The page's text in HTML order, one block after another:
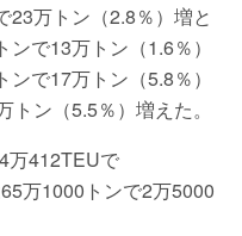
23万トン（2.8％）増と
で13万トン（1.6％）
で17万トン（5.8％）
ン（5.5％）増えた。
万412TEUで
万1000トンで2万5000